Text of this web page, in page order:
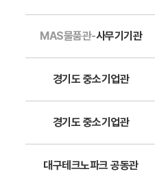
MAS물품관-사무기기관
경기도 중소기업관
경기도 중소기업관
대구테크노파크 공동관